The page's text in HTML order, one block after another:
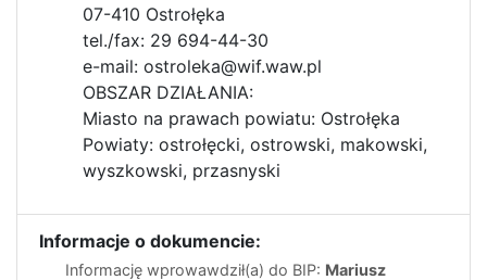
07-410 Ostrołęka
tel./fax: 29 694-44-30
e-mail: ostroleka@wif.waw.pl
OBSZAR DZIAŁANIA:
Miasto na prawach powiatu: Ostrołęka
Powiaty: ostrołęcki, ostrowski, makowski,
wyszkowski, przasnyski
Informacje o dokumencie:
Informację wprowawdził(a) do BIP: Mariusz